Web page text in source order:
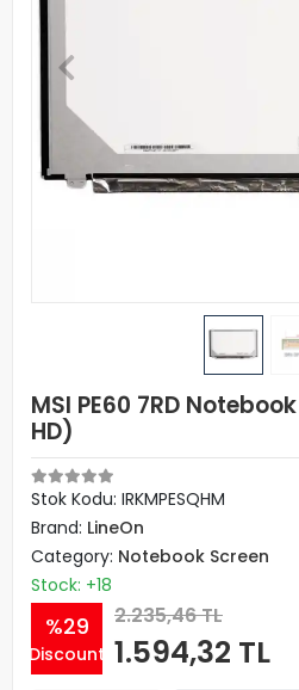
MSI PE60 7RD
HD)
Stok Kodu: IRKMPESQHM
Brand: LineOn
Category: Notebook Screen
Stock: +18
%29
Discount
2.235,46 TL
1.594,32 TL